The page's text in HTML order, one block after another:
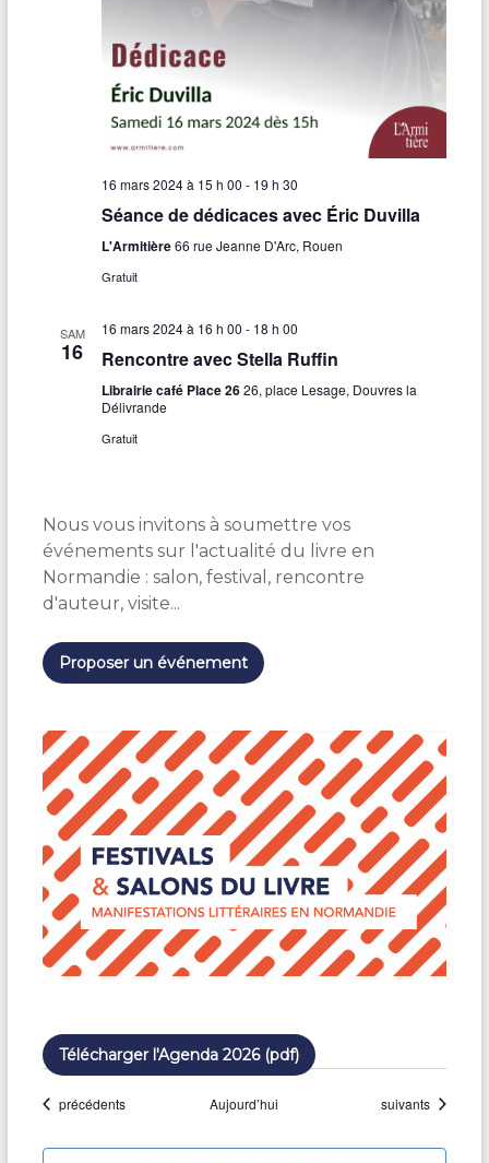
16 mars 2024 à 15 h 00 - 19 h 30
Séance de dédicaces avec Éric Duvilla
L'Armitière66 rue Jeanne D'Arc, Rouen
Gratuit
SAM
16
16 mars 2024 à 16 h 00 - 18 h 00
Rencontre avec Stella Ruffin
Librairie café Place 2626, place Lesage, Douvres la
Délivrande
Gratuit
Nous vous invitons à soumettre vos
événements sur l'actualité du livre en
Normandie : salon, festival, rencontre
d'auteur, visite...
Proposer un événement
Télécharger l'Agenda 2026 (pdf)
Évènements
précédents Aujourd’hui Évènements
suivants